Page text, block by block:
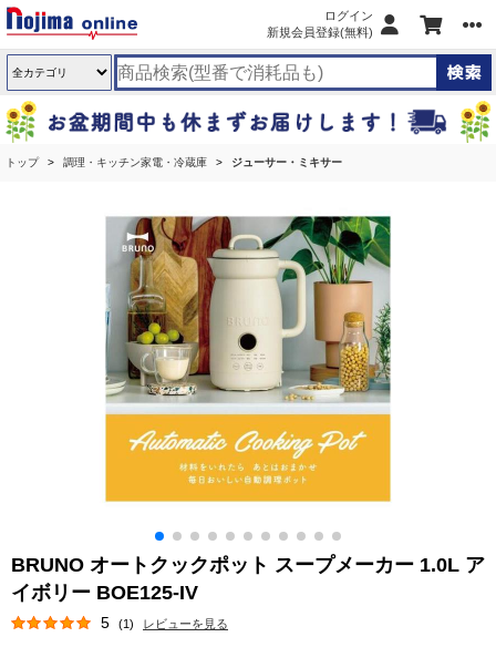
ログイン
新規会員登録(無料)
トップ 調理・キッチン家電・冷蔵庫 ジューサー・ミキサー
BRUNO オートクックポット スープメーカー 1.0L ア
イボリー BOE125-IV
5 (1) レビューを見る